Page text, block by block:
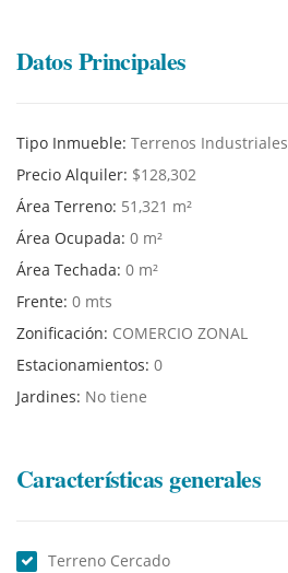
Datos Principales
Tipo Inmueble: Terrenos Industriales
Precio Alquiler: $128,302
Área Terreno: 51,321 m²
Área Ocupada: 0 m²
Área Techada: 0 m²
Frente: 0 mts
Zonificación: COMERCIO ZONAL
Estacionamientos: 0
Jardines: No tiene
Características generales
Terreno Cercado